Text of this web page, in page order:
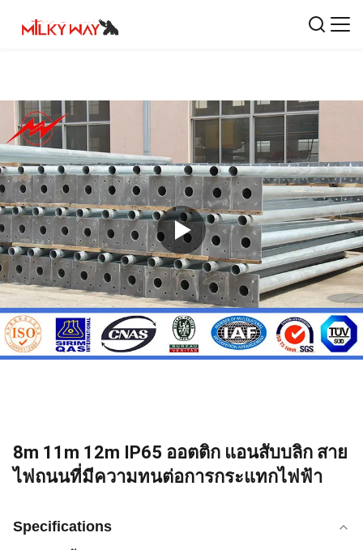
8m 11m 12m IP65 ออตติก แอนสับบลิก สาย
ไฟถนนที่มีความทนต่อการกระแทกไฟฟ้า
Specifications